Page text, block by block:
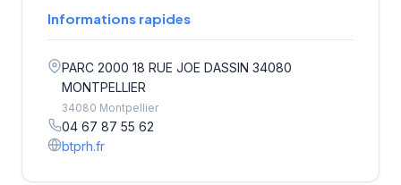
Informations rapides
PARC 2000 18 RUE JOE DASSIN 34080
MONTPELLIER
34080 Montpellier
04 67 87 55 62
btprh.fr